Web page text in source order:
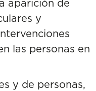
aparición de
y
las personas en
y de personas,